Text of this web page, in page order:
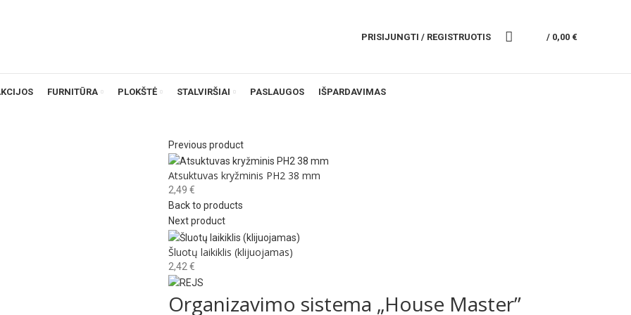
PRISIJUNGTI / REGISTRUOTIS / 0,00 €
FURNITŪRA PLOKŠTĖ STALVIRŠIAI PASLAUGOS IŠPARDAVIMAS
Previous product
Atsuktuvas kryžminis PH2 38 mm
2,49 €
Back to products
Next product
Šluotų laikiklis (klijuojamas)
2,42 €
Organizavimo sistema „House Master”